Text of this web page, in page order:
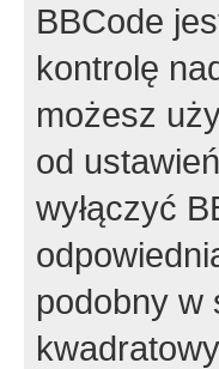
BBCode
kontrolę
możesz
od
wyłączyć
podobny w